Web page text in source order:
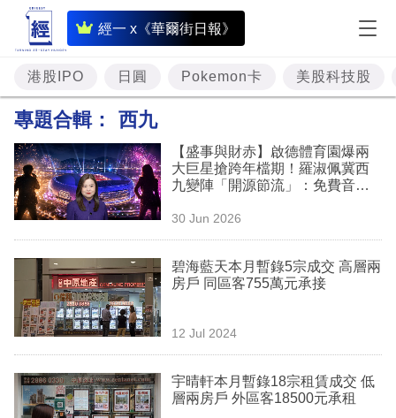
經一 x《華爾街日報》
即
時
財
經
題
投
資
樓
市
理
商
業
港股IPO 日圓 Pokemon卡 美股科技股
專題合輯： 西九
【盛事與財赤】啟德體育園爆兩
大巨星搶跨年檔期！羅淑佩冀西
九變陣「開源節流」：免費音樂
30 Jun 2026
碧海藍天本月暫錄5宗成交 高層兩
房戶 同區客755萬元承接
12 Jul 2024
宇晴軒本月暫錄18宗租賃成交 低
層兩房戶 外區客18500元承租